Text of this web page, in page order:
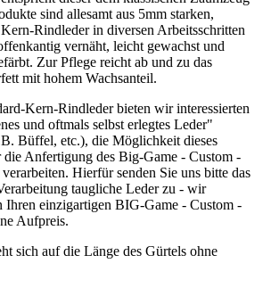
sind allesamt aus 5mm starken,
Rindleder in diversen Arbeitsschritten
vernäht, leicht gewachst und
Zur Pflege reicht ab und zu das
mit hohem Wachsanteil.
Kern-Rindleder bieten wir interessierten
und oftmals selbst erlegtes Leder"
Büffel, etc.), die Möglichkeit dieses
Anfertigung des Big-Game - Custom -
Hierfür senden Sie uns bitte das
taugliche Leder zu - wir
Ihren einzigartigen BIG-Game - Custom -
Aufpreis.
sich auf die Länge des Gürtels ohne